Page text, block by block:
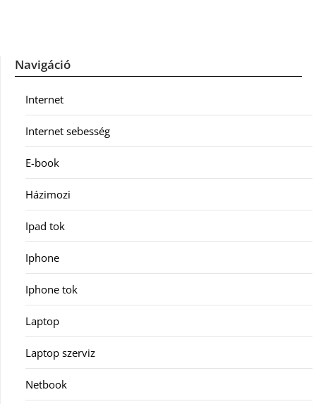
Navigáció
Internet
Internet sebesség
E-book
Házimozi
Ipad tok
Iphone
Iphone tok
Laptop
Laptop szerviz
Netbook